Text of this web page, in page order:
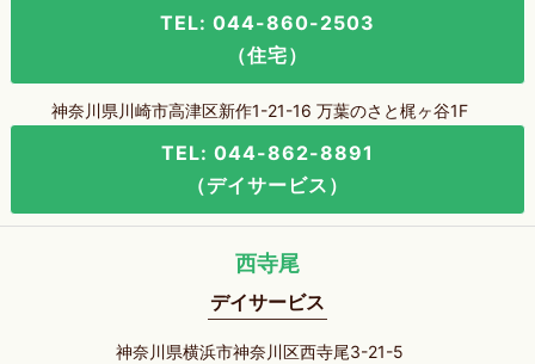
TEL: 044-860-2503
（住宅）
神奈川県川崎市高津区新作1-21-16 万葉のさと梶ヶ谷1F
TEL: 044-862-8891
（デイサービス）
西寺尾
デイサービス
神奈川県横浜市神奈川区西寺尾3-21-5